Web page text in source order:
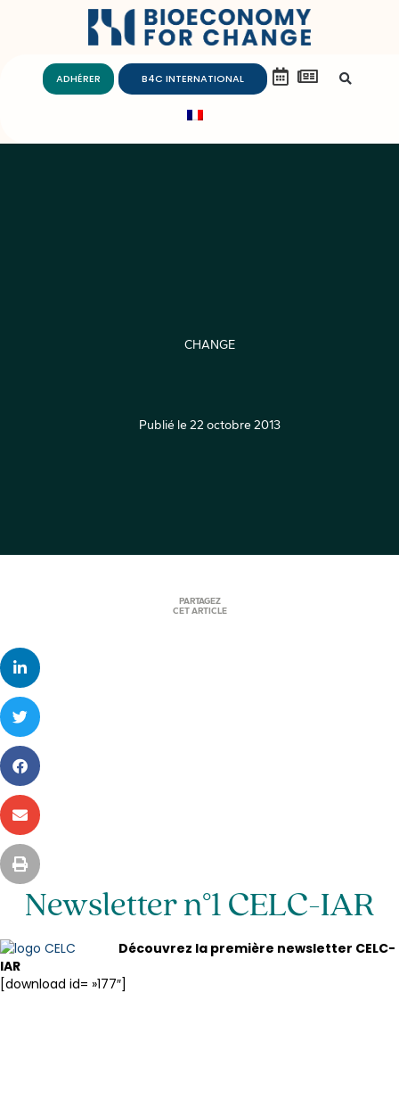
ADHÉRER B4C INTERNATIONAL
CHANGE
Publié le 22 octobre 2013
PARTAGEZ
CET ARTICLE
Newsletter n°1 CELC-IAR
Découvrez la première newsletter CELC-
IAR
[download id= »177″]